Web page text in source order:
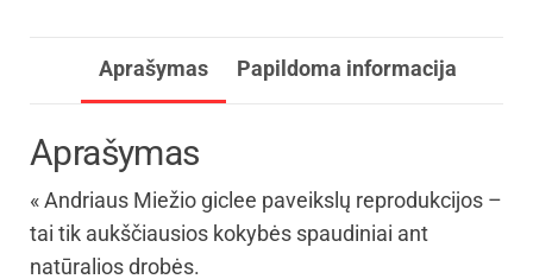
Aprašymas Papildoma informacija
Aprašymas
« Andriaus Miežio giclee paveikslų reprodukcijos –
tai tik aukščiausios kokybės spaudiniai ant
natūralios drobės.